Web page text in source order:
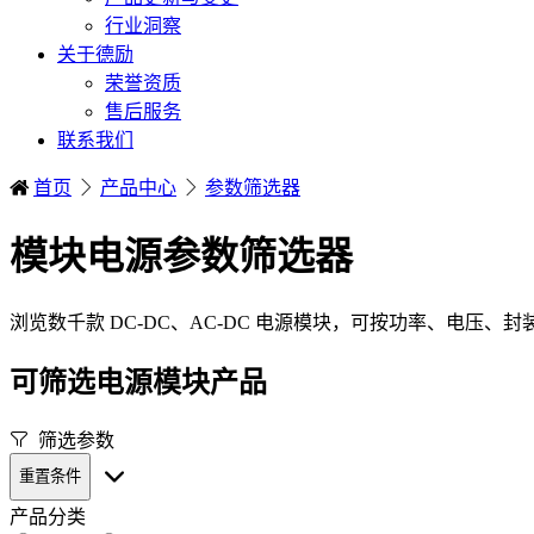
行业洞察
关于德励
荣誉资质
售后服务
联系我们
首页 产品中心 参数筛选器
模块电源参数筛选器
浏览数千款 DC-DC、AC-DC 电源模块，可按功率、电压、封
可筛选电源模块产品
筛选参数
重置条件
产品分类